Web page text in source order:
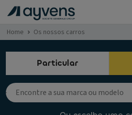
Home Os nossos carros
Particular